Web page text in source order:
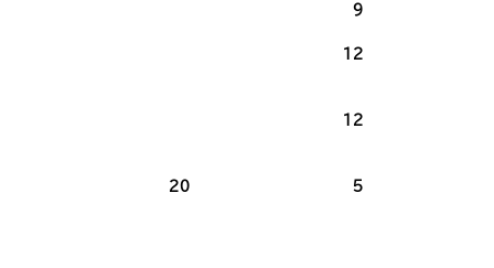
9
12
12
20 5